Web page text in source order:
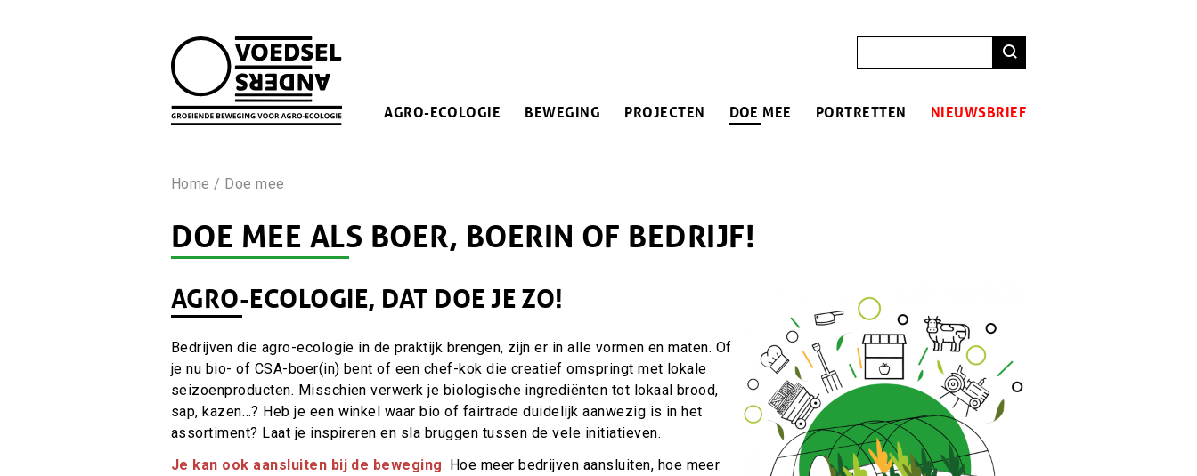
MAIN
AGRO-ECOLOGIE BEWEGING PROJECTEN DOE MEE PORTRETTEN NIEUWSBRIEF
KRUIMELPAD
Home Doe mee
DOE MEE ALS BOER, BOERIN OF BEDRIJF!
Hoofdinhoud
AGRO-ECOLOGIE, DAT DOE JE ZO!
Bedrijven die agro-ecologie in de praktijk brengen, zijn er in alle vormen en maten. Of
je nu bio- of CSA-boer(in) bent of een chef-kok die creatief omspringt met lokale
seizoenproducten. Misschien verwerk je biologische ingrediënten tot lokaal brood,
sap, kazen…? Heb je een winkel waar bio of fairtrade duidelijk aanwezig is in het
assortiment? Laat je inspireren en sla bruggen tussen de vele initiatieven.
Je kan ook aansluiten bij de beweging. Hoe meer bedrijven aansluiten, hoe meer